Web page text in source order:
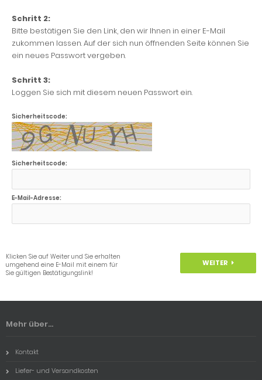
Schritt 2:
Bitte bestätigen Sie den Link, den wir Ihnen in einer E-Mail
zukommen lassen. Auf der sich nun öffnenden Seite können Sie
ein neues Passwort vergeben.
Schritt 3:
Loggen Sie sich mit diesem neuen Passwort ein.
Sicherheitscode:
Sicherheitscode:
E-Mail-Adresse:
Klicken Sie auf Weiter und Sie erhalten
umgehend eine E-Mail mit einem für
Sie gültigen Bestätigungslink!
WEITER
Mehr über...
Kontakt
Liefer- und Versandkosten